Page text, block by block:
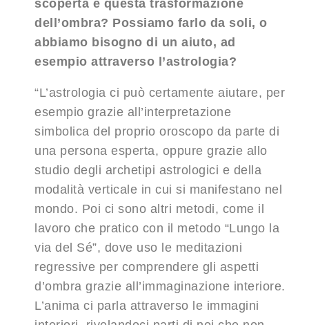
scoperta e questa trasformazione
dell’ombra? Possiamo farlo da soli, o
abbiamo bisogno di un aiuto, ad
esempio attraverso l’astrologia?
“L’astrologia ci può certamente aiutare, per
esempio grazie all’interpretazione
simbolica del proprio oroscopo da parte di
una persona esperta, oppure grazie allo
studio degli archetipi astrologici e della
modalità verticale in cui si manifestano nel
mondo. Poi ci sono altri metodi, come il
lavoro che pratico con il metodo “Lungo la
via del Sé”, dove uso le meditazioni
regressive per comprendere gli aspetti
d’ombra grazie all’immaginazione interiore.
L’anima ci parla attraverso le immagini